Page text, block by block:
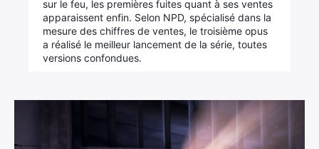
sur le feu, les premières fuites quant à ses ventes
apparaissent enfin. Selon NPD, spécialisé dans la
mesure des chiffres de ventes, le troisième opus
a réalisé le meilleur lancement de la série, toutes
versions confondues.